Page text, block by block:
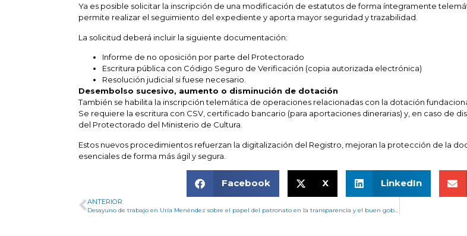
Ya es posible solicitar la inscripción de una modificación de estatutos de forma íntegramente
permite realizar el seguimiento del expediente y aporta mayor seguridad y trazabilidad.
La solicitud deberá incluir la siguiente documentación:
Informe de no oposición por parte del Protectorado
Escritura pública con Código Seguro de Verificación (copia autorizada electrónica)
Resolución judicial si fuese necesario.
Desembolso sucesivo, aumento o disminución de dotación
También se habilita la inscripción telemática de operaciones relacionadas con la dotación
Se requiere la escritura con CSV, certificado bancario (para aportaciones dinerarias) y, en caso de
del Protectorado del Ministerio de Cultura.
Estos nuevos procedimientos refuerzan la digitalización del Registro, mejoran la protección de la
esenciales de forma más ágil y segura.
Facebook X LinkedIn
ANTERIOR